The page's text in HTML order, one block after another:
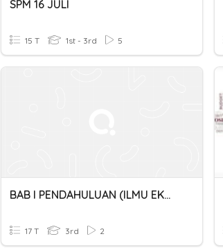
SPM 16 JULI
15 T 1st - 3rd 5
BAB I PENDAHULUAN (ILMU EKONOMI)
17 T 3rd 2